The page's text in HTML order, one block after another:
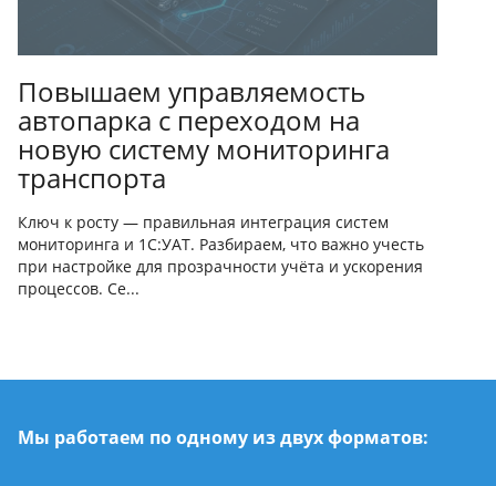
Повышаем управляемость
автопарка с переходом на
новую систему мониторинга
транспорта
Ключ к росту — правильная интеграция систем
мониторинга и 1С:УАТ. Разбираем, что важно учесть
при настройке для прозрачности учёта и ускорения
процессов. Се...
Мы работаем по одному из двух форматов: